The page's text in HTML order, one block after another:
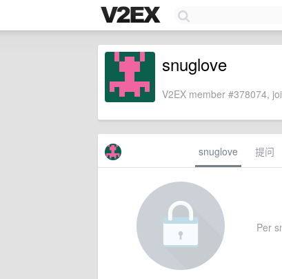
snuglove
V2EX member #378074,
snuglove 提问
Per